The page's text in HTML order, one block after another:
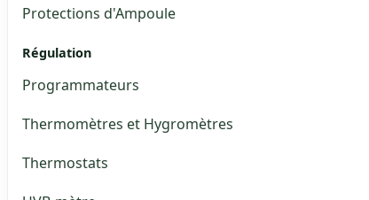
Protections d'Ampoule
Régulation
Programmateurs
Thermomètres et Hygromètres
Thermostats